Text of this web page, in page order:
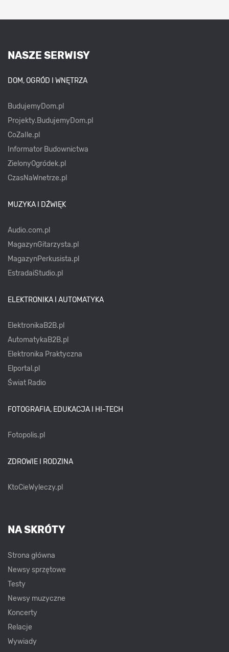
NASZE SERWISY
DOM, OGRÓD I WNĘTRZA
BudujemyDom.pl
Projekty.BudujemyDom.pl
CoZaIle.pl
Informator Budownictwa
ZielonyOgródek.pl
CzasNaWnetrze.pl
MUZYKA I DŹWIĘK
Audio.com.pl
MagazynGitarzysta.pl
MagazynPerkusista.pl
EstradaiStudio.pl
ELEKTRONIKA I AUTOMATYKA
ElektronikaB2B.pl
AutomatykaB2B.pl
Elektronika Praktyczna
Elportal.pl
Świat Radio
FOTOGRAFIA, EDUKACJA I HI-TECH
Fotopolis.pl
ZDROWIE I RODZINA
KtoCieWyleczy.pl
NA SKRÓTY
Strona główna
Newsy sprzętowe
Testy
Newsy muzyczne
Koncerty
Relacje
Wywiady